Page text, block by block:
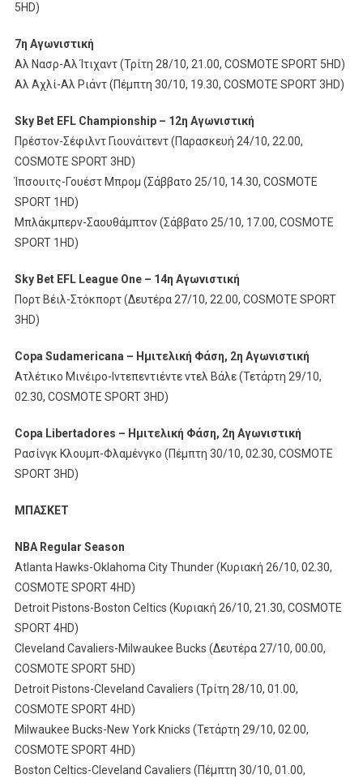
5HD)
7η Αγωνιστική
Αλ Νασρ-Αλ Ίτιχαντ (Τρίτη 28/10, 21.00, COSMOTE SPORT 5HD)
Αλ Αχλί-Αλ Ριάντ (Πέμπτη 30/10, 19.30, COSMOTE SPORT 3HD)
Sky Bet EFL Championship – 12η Αγωνιστική
Πρέστον-Σέφιλντ Γιουνάιτεντ (Παρασκευή 24/10, 22.00,
COSMOTE SPORT 3HD)
Ίπσουιτς-Γουέστ Μπρομ (Σάββατο 25/10, 14.30, COSMOTE
SPORT 1HD)
Μπλάκμπερν-Σαουθάμπτον (Σάββατο 25/10, 17.00, COSMOTE
SPORT 1HD)
Sky Bet EFL League One – 14η Αγωνιστική
Πορτ Βέιλ-Στόκπορτ (Δευτέρα 27/10, 22.00, COSMOTE SPORT
3HD)
Copa Sudamericana – Ημιτελική Φάση, 2η Αγωνιστική
Ατλέτικο Μινέιρο-Ιντεπεντιέντε ντελ Βάλε (Τετάρτη 29/10,
02.30, COSMOTE SPORT 3HD)
Copa Libertadores – Ημιτελική Φάση, 2η Αγωνιστική
Ρασίνγκ Κλουμπ-Φλαμένγκο (Πέμπτη 30/10, 02.30, COSMOTE
SPORT 3HD)
ΜΠΑΣΚΕΤ
NBA Regular Season
Atlanta Hawks-Oklahoma City Thunder (Κυριακή 26/10, 02.30,
COSMOTE SPORT 4HD)
Detroit Pistons-Boston Celtics (Κυριακή 26/10, 21.30, COSMOTE
SPORT 4HD)
Cleveland Cavaliers-Milwaukee Bucks (Δευτέρα 27/10, 00.00,
COSMOTE SPORT 5HD)
Detroit Pistons-Cleveland Cavaliers (Τρίτη 28/10, 01.00,
COSMOTE SPORT 4HD)
Milwaukee Bucks-New York Knicks (Τετάρτη 29/10, 02.00,
COSMOTE SPORT 4HD)
Boston Celtics-Cleveland Cavaliers (Πέμπτη 30/10, 01.00,